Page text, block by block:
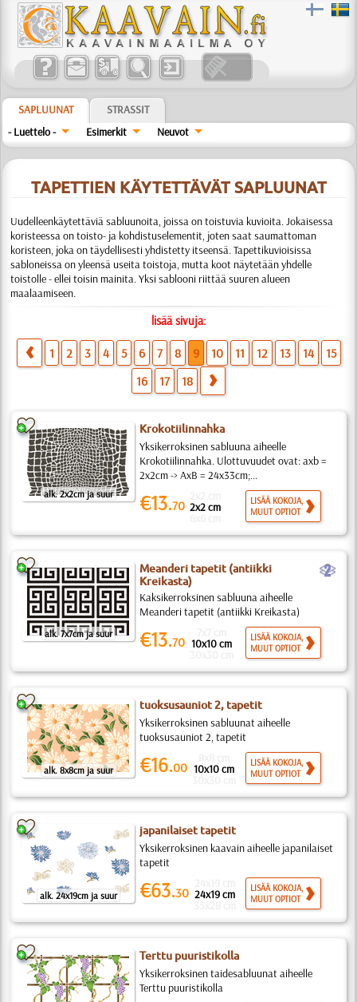
SAPLUUNAT
STRASSIT
- Luettelo -
Esimerkit Neuvot
TAPETTIEN KÄYTETTÄVÄT SAPLUUNAT
Uudelleenkäytettäviä sabluunoita, joissa on toistuvia kuvioita. Jokaisessa
koristeessa on toisto- ja kohdistuselementit, joten saat saumattoman
koristeen, joka on täydellisesti yhdistetty itseensä. Tapettikuvioisissa
sabloneissa on yleensä useita toistoja, mutta koot näytetään yhdelle
toistolle - ellei toisin mainita. Yksi sablooni riittää suuren alueen
maalaamiseen.
lisää sivuja:
1 2 3 4 5 6 7 8 9 10 11 12 13 14
15
16
17 18
alk. 2x2cm ja suur
Krokotiilinnahka
Yksikerroksinen sabluuna aiheelle
Krokotiilinnahka. Ulottuvuudet ovat: axb =
2x2cm -> AxB = 24x33cm;...
€13.70 2x2 cm
LISÄÄ KOKOJA,
MUUT OPTIOT
alk. 7x7cm ja suur
Meanderi tapetit (antiikki
Kreikasta)
b
Kaksikerroksinen sabluuna aiheelle
Meanderi tapetit (antiikki Kreikasta)
€13.70 10x10 cm
LISÄÄ KOKOJA,
MUUT OPTIOT
alk. 8x8cm ja suur
tuoksusauniot 2, tapetit
Yksikerroksinen sabluunat aiheelle
tuoksusauniot 2, tapetit
€16.00 10x10 cm
LISÄÄ KOKOJA,
MUUT OPTIOT
alk. 24x19cm ja suur
japanilaiset tapetit
Yksikerroksinen kaavain aiheelle japanilaiset
tapetit
€63.30 24x19 cm
LISÄÄ KOKOJA,
MUUT OPTIOT
Terttu puuristikolla
Yksikerroksinen taidesabluunat aiheelle
Terttu puuristikolla